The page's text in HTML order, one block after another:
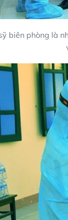
biên phòng là